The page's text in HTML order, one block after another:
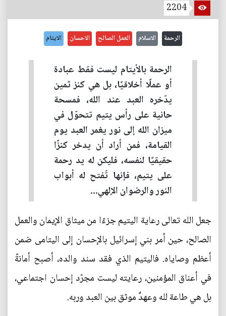
2204
الرحمة الاسلام العمل الصالح الاحسان الايتام
الرحمة بالأيتام ليست فقط عبادة
أو عملًا أخلاقيًا، بل هي كنز ثمين
يدّخره العبد عند الله، فمسحة
حانية على رأس يتيم تتحوّل في
ميزان الله إلى نور يغمر العبد يوم
القيامة، فمن أراد أن يدخر كنزًا
حقيقيًا لنفسه، فليكن له يد رحمة
على يتيم، فإنها تُفتح له أبواب
النور والرضوان الإلهي...
جعل الله تعالى رعاية اليتيم جزءًا من ميثاق الإيمان والعمل
الصالح، حين أمر بني إسرائيل بالإحسان إلى اليتامى ضمن
أعظم وصاياه. فاليتيم الذي فقد سند والده، أصبح أمانةً
في أعناق المؤمنين، رعايته ليست مجرّد إحسان اجتماعي،
بل هي طاعة لله وعهدٌ موثق بين العبد وربه.